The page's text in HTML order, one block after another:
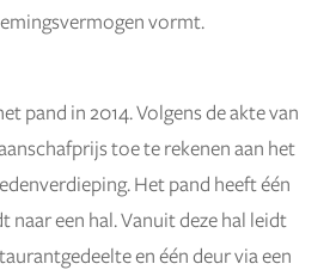
vormt.
pand in 2014. Volgens de akte van
toe te rekenen aan het
Het pand heeft één
naar een hal. Vanuit deze hal leidt
en één deur via een